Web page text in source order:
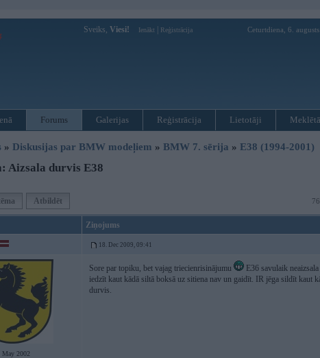
Sveiks, Viesi! Ienākt Reģistrācija Ceturtdiena, 6. augusts
Forums Galerijas Reģistrācija Lietotāji
» Diskusijas par BMW modeļiem » BMW 7. sērija » E38 (1994-2001)
Aizsala durvis E38
Atbildēt
Ziņojums
18. Dec 2009, 09:41
May 2002
Sore par topiku, bet vajag triecienrisinājumu
E36 savulaik
iedzīt kaut kādā siltā boksā uz sitiena nav un gaidīt. IR jēga sildīt kaut
durvis.